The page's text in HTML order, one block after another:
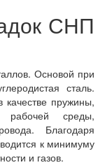
СНП
Основой при
сталь.
качестве пружины,
рабочей среды,
Благодаря
к минимуму
и газов.